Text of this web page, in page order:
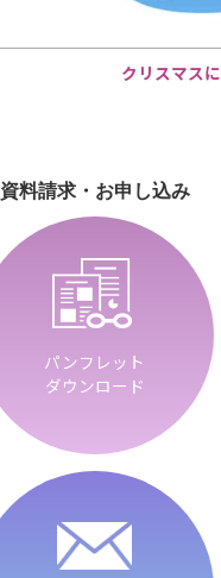
クリスマス
資料請求・お申し込み
パンフレット
ダウンロード